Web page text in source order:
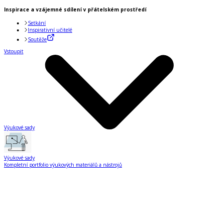
Inspirace a vzájemné sdílení v přátelském prostředí
Setkání
Inspirativní učitelé
Soutěže
Vstoupit
Výukové sady
Výukové sady
Kompletní portfolio výukových materiálů a nástrojů